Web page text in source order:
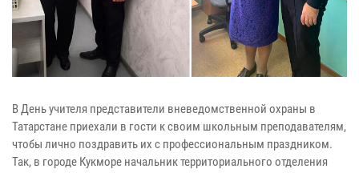
В День учителя представители вневедомственной охраны в
Татарстане приехали в гости к своим школьным преподавателям,
чтобы лично поздравить их с профессиональным праздником.
Так, в городе Кукморе начальник территориального отделения